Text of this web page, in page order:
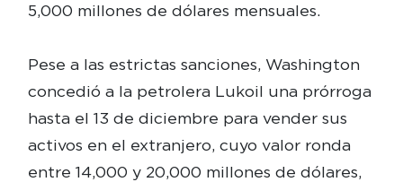
5,000 millones de dólares mensuales.
Pese a las estrictas sanciones, Washington
concedió a la petrolera Lukoil una prórroga
hasta el 13 de diciembre para vender sus
activos en el extranjero, cuyo valor ronda
entre 14,000 y 20,000 millones de dólares,